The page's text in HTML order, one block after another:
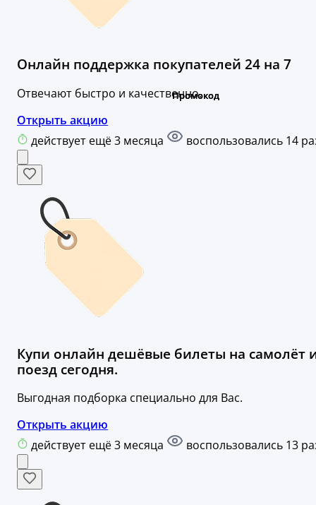
Онлайн поддержка покупателей 24 на 7
Отвечают быстро и качественно.
Открыть акцию
действует ещё 3 месяца
воспользовались 14
Купи онлайн дешёвые билеты на самолёт
поезд сегодня.
Выгодная подборка специально для Вас.
Открыть акцию
действует ещё 3 месяца
воспользовались 13